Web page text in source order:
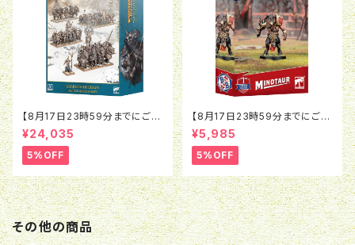
【8月17日23時59分までにご予
約で5％OFF】オールドワール
ド：ウォリアー・オヴ・ケイオス：バ
トルマーチアーミー
¥24,035
5%OFF
【8月17日23時59分までにご予
約で5％OFF】ブラッドボウル：ミ
ノタウロス
¥5,985
5%OFF
その他の商品